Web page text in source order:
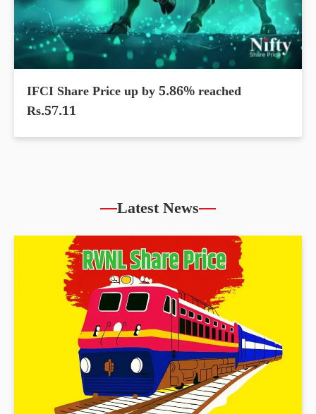
IFCI Share Price up by 5.86% reached
Rs.57.11
Latest News